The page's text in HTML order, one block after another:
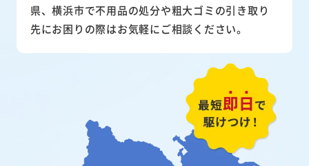
県、横浜市で不用品の処分や粗大ゴミの引き取り
先にお困りの際はお気軽にご相談ください。